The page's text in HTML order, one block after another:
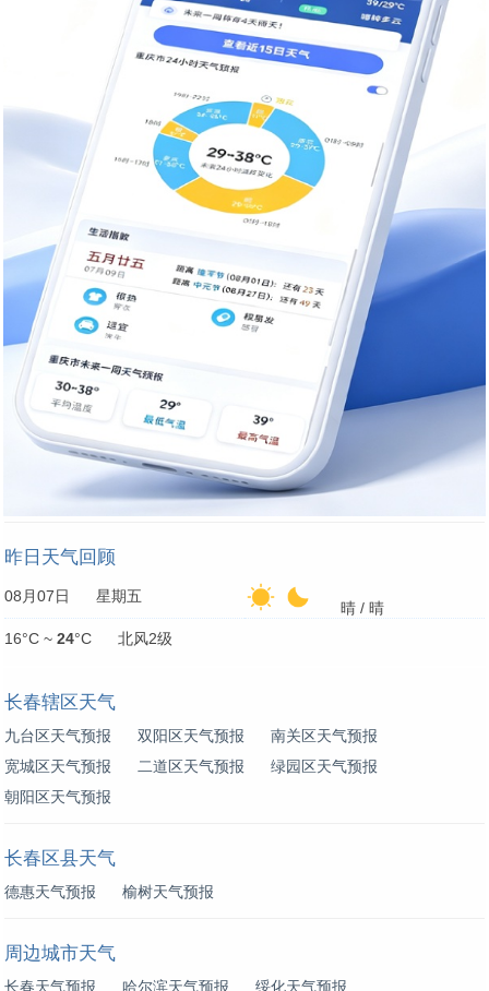
昨日天气回顾
08月07日 星期五
晴 / 晴
16°C ~ 24°C 北风2级
长春辖区天气
九台区天气预报 双阳区天气预报
南关区天气预报
宽城区天气预报
二道区天气预报
绿园区天气预报
朝阳区天气预报
长春区县天气
德惠天气预报 榆树天气预报
周边城市天气
长春天气预报 哈尔滨天气预报 绥化天气预报